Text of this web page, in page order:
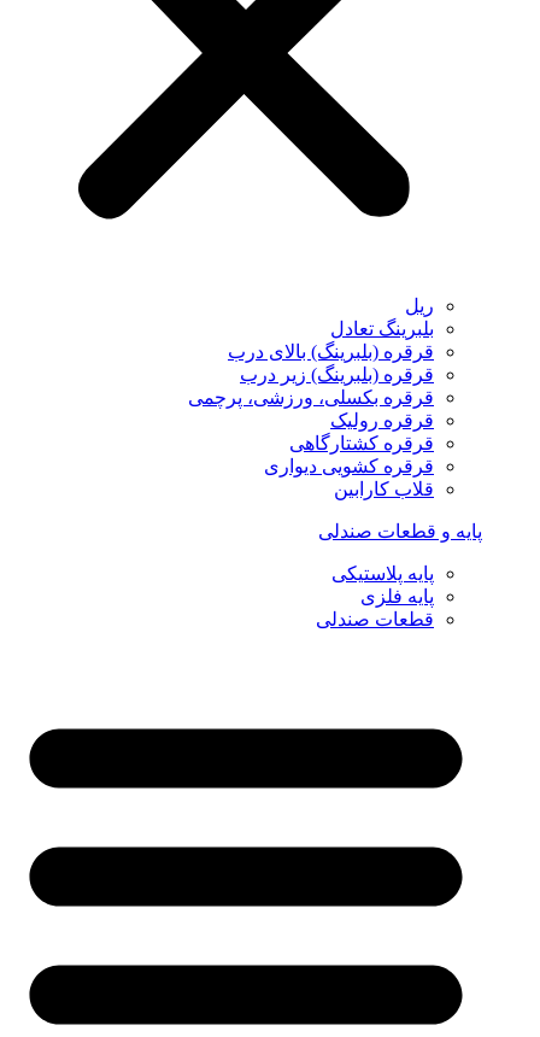
ریل
بلبرینگ تعادل
قرقره (بلبرینگ) بالای درب
قرقره (بلبرینگ) زیر درب
قرقره بکسلی، ورزشی، پرچمی
قرقره رولیک
قرقره کشتارگاهی
قرقره کشویی دیواری
قلاب کارابین
پایه و قطعات صندلی
پایه پلاستیکی
پایه فلزی
قطعات صندلی